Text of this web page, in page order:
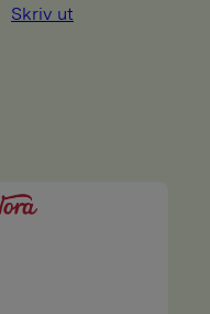
Skriv ut